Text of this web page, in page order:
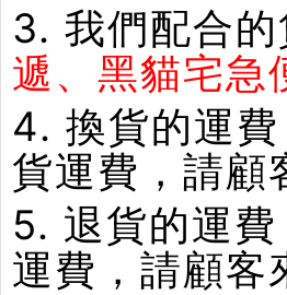
3. 我們配合
遞、黑貓宅急
4. 換貨的運
貨運費，請顧
5. 退貨的運
運費，請顧客